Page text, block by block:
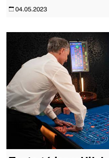
04.05.2023